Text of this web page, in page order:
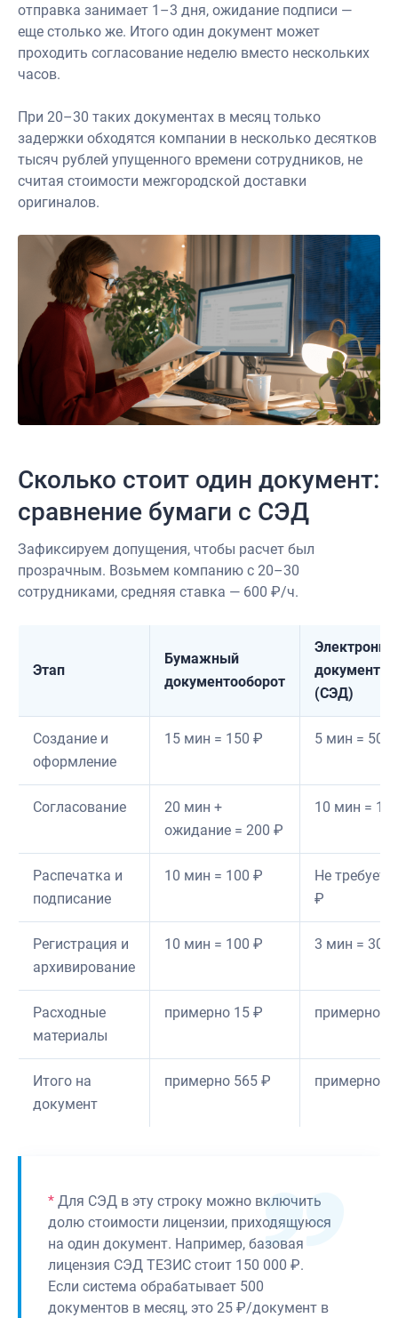
отправка занимает 1–3 дня, ожидание подписи —
еще столько же. Итого один документ может
проходить согласование неделю вместо нескольких
часов.
При 20–30 таких документах в месяц только
задержки обходятся компании в несколько десятков
тысяч рублей упущенного времени сотрудников, не
считая стоимости межгородской доставки
оригиналов.
Сколько стоит один документ:
сравнение бумаги с СЭД
Зафиксируем допущения, чтобы расчет был
прозрачным. Возьмем компанию с 20–30
сотрудниками, средняя ставка — 600 ₽/ч.
Этап
Бумажный
документооборот
(СЭД)
Создание и
оформление
15 мин = 150 ₽ 5 мин = 50 ₽
Согласование
20 мин +
ожидание = 200 ₽
10 мин =
Распечатка и
подписание
10 мин = 100 ₽
Не
₽
Регистрация и
архивирование
10 мин = 100 ₽ 3 мин = 30 ₽
Расходные
материалы
примерно 15 ₽ примерно 2
Итого на
документ
примерно 565 ₽ примерно
* Для СЭД в эту строку можно включить
долю стоимости лицензии, приходящуюся
на один документ. Например, базовая
лицензия СЭД ТЕЗИС стоит 150 000 ₽.
Если система обрабатывает 500
документов в месяц, это 25 ₽/документ в